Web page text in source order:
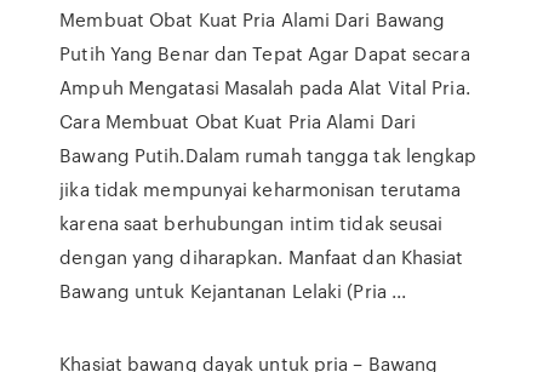
Membuat Obat Kuat Pria Alami Dari Bawang
Putih Yang Benar dan Tepat Agar Dapat secara
Ampuh Mengatasi Masalah pada Alat Vital Pria.
Cara Membuat Obat Kuat Pria Alami Dari
Bawang Putih.Dalam rumah tangga tak lengkap
jika tidak mempunyai keharmonisan terutama
karena saat berhubungan intim tidak seusai
dengan yang diharapkan. Manfaat dan Khasiat
Bawang untuk Kejantanan Lelaki (Pria ...
Khasiat bawang dayak untuk pria – Bawang